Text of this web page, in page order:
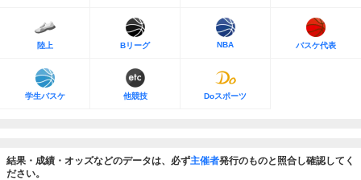
陸上 Bリーグ NBA バスケ代表
学生バスケ 他競技 Doスポーツ
結果・成績・オッズなどのデータは、必ず主催者発行のものと照合し確認してく
ださい。